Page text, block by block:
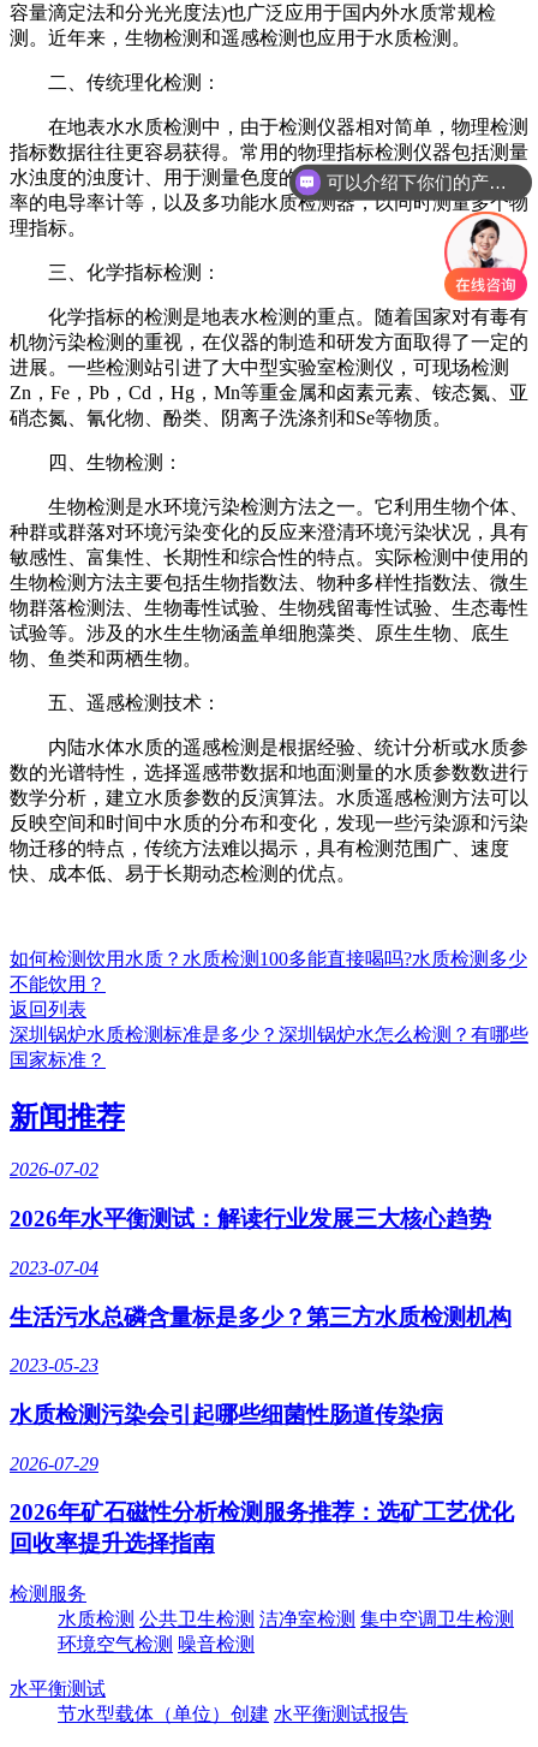
容量滴定法和分光光度法)也广泛应用于国内外水质常规检
测。近年来，生物检测和遥感检测也应用于水质检测。
二、传统理化检测：
在地表水水质检测中，由于检测仪器相对简单，物理检测
指标数据往往更容易获得。常用的物理指标检测仪器包括测量
水浊度的浊度计、用于测量色度的过滤光度计、用于测量电导
率的电导率计等，以及多功能水质检测器，以同时测量多个物
理指标。
三、化学指标检测：
化学指标的检测是地表水检测的重点。随着国家对有毒有
机物污染检测的重视，在仪器的制造和研发方面取得了一定的
进展。一些检测站引进了大中型实验室检测仪，可现场检测
Zn，Fe，Pb，Cd，Hg，Mn等重金属和卤素元素、铵态氮、亚
硝态氮、氰化物、酚类、阴离子洗涤剂和Se等物质。
四、生物检测：
生物检测是水环境污染检测方法之一。它利用生物个体、
种群或群落对环境污染变化的反应来澄清环境污染状况，具有
敏感性、富集性、长期性和综合性的特点。实际检测中使用的
生物检测方法主要包括生物指数法、物种多样性指数法、微生
物群落检测法、生物毒性试验、生物残留毒性试验、生态毒性
试验等。涉及的水生生物涵盖单细胞藻类、原生生物、底生
物、鱼类和两栖生物。
五、遥感检测技术：
内陆水体水质的遥感检测是根据经验、统计分析或水质参
数的光谱特性，选择遥感带数据和地面测量的水质参数数进行
数学分析，建立水质参数的反演算法。水质遥感检测方法可以
反映空间和时间中水质的分布和变化，发现一些污染源和污染
物迁移的特点，传统方法难以揭示，具有检测范围广、速度
快、成本低、易于长期动态检测的优点。
如何检测饮用水质？水质检测100多能直接喝吗?水质检测多少
不能饮用？
返回列表
深圳锅炉水质检测标准是多少？深圳锅炉水怎么检测？有哪些
国家标准？
新闻推荐
2026-07-02
2026年水平衡测试：解读行业发展三大核心趋势
2023-07-04
生活污水总磷含量标是多少？第三方水质检测机构
2023-05-23
水质检测污染会引起哪些细菌性肠道传染病
2026-07-29
2026年矿石磁性分析检测服务推荐：选矿工艺优化
回收率提升选择指南
检测服务
水质检测 公共卫生检测 洁净室检测 集中空调卫生检测
环境空气检测 噪音检测
水平衡测试
节水型载体（单位）创建 水平衡测试报告
可以介绍下你们的产品么